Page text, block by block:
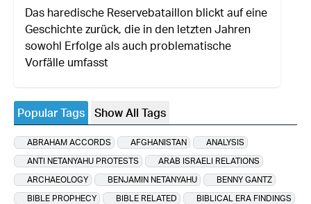
Das haredische Reservebataillon blickt auf eine
Geschichte zurück, die in den letzten Jahren
sowohl Erfolge als auch problematische
Vorfälle umfasst
Popular Tags Show All Tags
ABRAHAM ACCORDS AFGHANISTAN
ANALYSIS
ANTI NETANYAHU PROTESTS
ARAB ISRAELI RELATIONS
ARCHAEOLOGY
BENJAMIN NETANYAHU
BENNY GANTZ
BIBLE PROPHECY
BIBLE RELATED
BIBLICAL ERA FINDINGS